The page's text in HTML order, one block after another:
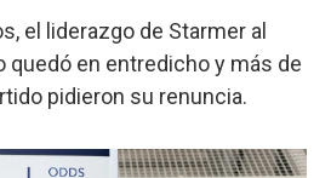
el liderazgo de Starmer al
en entredicho y más de
pidieron su renuncia.